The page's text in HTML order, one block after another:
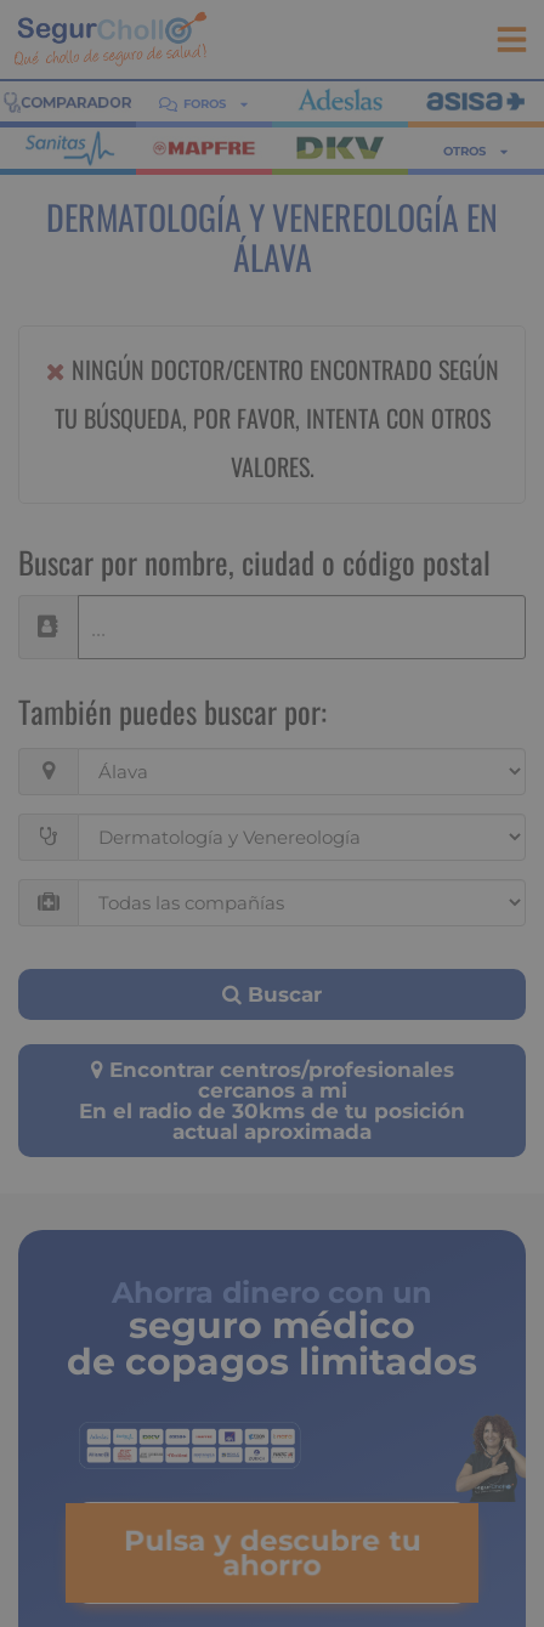
FOROS
OTROS
DERMATOLOGÍA Y VENEREOLOGÍA EN
ÁLAVA
NINGÚN DOCTOR/CENTRO ENCONTRADO SEGÚN
TU BÚSQUEDA, POR FAVOR, INTENTA CON OTROS
VALORES.
Buscar por nombre, ciudad o código postal
También puedes buscar por:
Buscar
Encontrar centros/profesionales
cercanos a mi
En el radio de 30kms de tu posición
actual aproximada
Ahorra dinero con un
seguro médico
de copagos limitados
Pulsa y descubre tu
ahorro